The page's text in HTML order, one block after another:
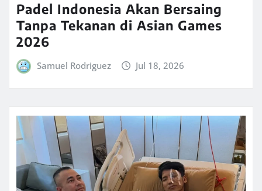
Padel Indonesia Akan Bersaing
Tanpa Tekanan di Asian Games
2026
Samuel Rodriguez Jul 18, 2026